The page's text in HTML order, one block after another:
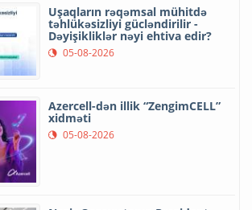
Uşaqların rəqəmsal mühitdə
təhlükəsizliyi gücləndirilir -
Dəyişikliklər nəyi ehtiva edir?
05-08-2026
Azercell-dən illik “ZengimCELL”
xidməti
05-08-2026